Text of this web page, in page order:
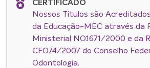
CERTIFICADO
Nossos Títulos são
da Educação-MEC através da
Ministerial NO.1671/2000 e da
CFO74/2007 do Conselho
Odontologia.